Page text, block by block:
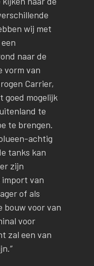
wij met
naar de
vorm van
Carrier,
mogelijk
te
te brengen.
achtig
tanks kan
zijn
import van
of als
bouw voor van
voor
zal een van